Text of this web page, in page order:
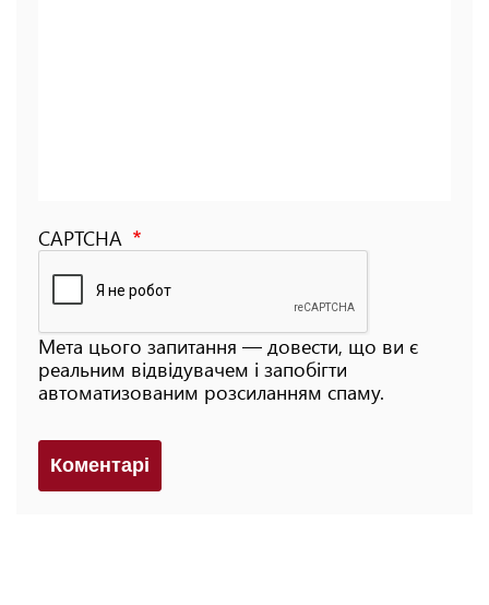
CAPTCHA
Мета цього запитання — довести, що ви є
реальним відвідувачем і запобігти
автоматизованим розсиланням спаму.
Коментарi